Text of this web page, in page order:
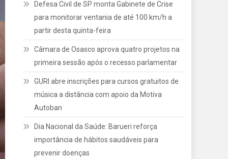
Defesa Civil de SP monta Gabinete de Crise
para monitorar ventania de até 100 km/h a
partir desta quinta-feira
Câmara de Osasco aprova quatro projetos na
primeira sessão após o recesso parlamentar
GURI abre inscrições para cursos gratuitos de
música a distância com apoio da Motiva
Autoban
Dia Nacional da Saúde: Barueri reforça
importância de hábitos saudáveis para
prevenir doenças